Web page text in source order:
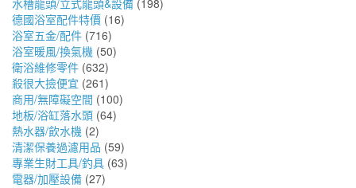
水槽龍頭/立式龍頭&設備 (198)
德國浴室配件特價 (16)
浴室五金/配件 (716)
浴室暖風/換氣機 (50)
衛浴維修零件 (632)
殺很大撿便宜 (261)
商用/無障礙空間 (100)
地板/浴缸落水頭 (64)
熱水器/飲水機 (2)
清潔保養過濾用品 (59)
專業生財工具/釣具 (63)
電器/加壓設備 (27)